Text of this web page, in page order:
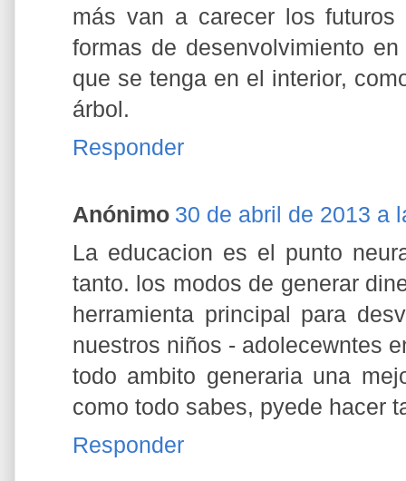
más van a carecer los
formas de desenvolvimiento
que se tenga en el interior,
árbol.
Responder
Anónimo 30 de abril de 2013 a
La educacion es el punto
tanto. los modos de generar
herramienta principal para
nuestros niños - adolecewntes
todo ambito generaria una
como todo sabes, pyede hacer
Responder